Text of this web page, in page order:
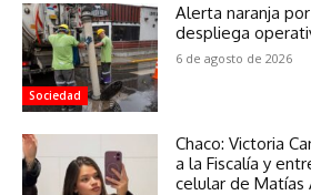
Sociedad
Alerta naranja
despliega
6 de agosto de 2026
Chaco: Victoria
a la Fiscalía y
celular de Matías